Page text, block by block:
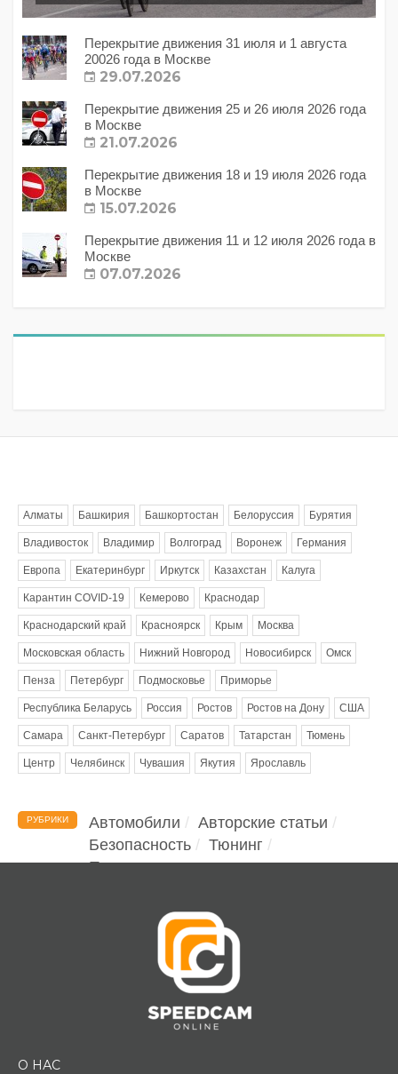
Перекрытие движения 31 июля и 1 августа
20026 года в Москве
29.07.2026
Перекрытие движения 25 и 26 июля 2026 года
в Москве
21.07.2026
Перекрытие движения 18 и 19 июля 2026 года
в Москве
15.07.2026
Перекрытие движения 11 и 12 июля 2026 года в
Москве
07.07.2026
Алматы Башкирия Башкортостан Белоруссия Бурятия
Владивосток Владимир Волгоград Воронеж Германия
Европа Екатеринбург Иркутск Казахстан Калуга
Карантин COVID-19 Кемерово Краснодар
Краснодарский край Красноярск Крым Москва
Московская область Нижний Новгород Новосибирск Омск
Пенза Петербург Подмосковье Приморье
Республика Беларусь Россия Ростов Ростов на Дону США
Самара Санкт-Петербург Саратов Татарстан Тюмень
Центр Челябинск Чувашия Якутия Ярославль
РУБРИКИ Автомобили
Авторские статьи
Безопасность
Тюнинг
Помощь водителю
О НАС